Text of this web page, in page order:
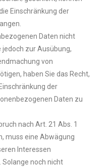
Einschränkung der
Daten nicht
zur Ausübung,
von
haben Sie das Recht,
der
Daten zu
nach Art. 21 Abs. 1
muss eine Abwägung
Interessen
noch nicht